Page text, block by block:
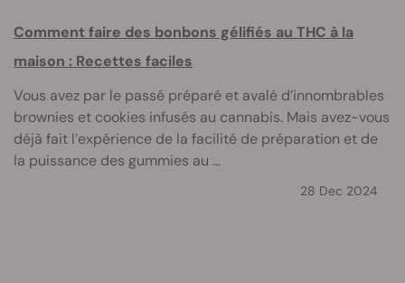
Comment faire des bonbons gélifiés au THC à la
maison : Recettes faciles
Vous avez par le passé préparé et avalé d’innombrables
brownies et cookies infusés au cannabis. Mais avez-vous
déjà fait l’expérience de la facilité de préparation et de
la puissance des gummies au ...
28 Dec 2024